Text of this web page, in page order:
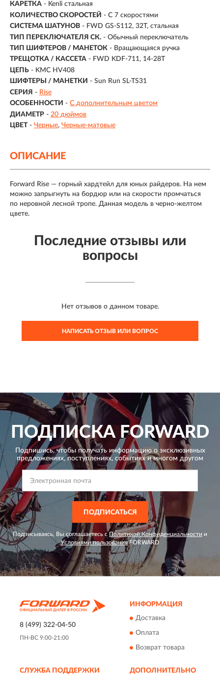
КАРЕТКА - Kenli стальная
КОЛИЧЕСТВО СКОРОСТЕЙ - С 7 скоростями
СИСТЕМА ШАТУНОВ - FWD GS-S112, 32T, стальная
ТИП ПЕРЕКЛЮЧАТЕЛЯ СК. - Обычный переключатель
ТИП ШИФТЕРОВ / МАНЕТОК - Вращающаяся ручка
ТРЕЩОТКА / КАССЕТА - FWD KDF-711, 14-28T
ЦЕПЬ - KMC HV408
ШИФТЕРЫ / МАНЕТКИ - Sun Run SL-TS31
СЕРИЯ - Rise
ОСОБЕННОСТИ - С дополнительным цветом
ДИАМЕТР - 20 дюймов
ЦВЕТ - Черные Черные-матовые
ОПИСАНИЕ
Forward Rise — горный хардтейл для юных райдеров. На нем
можно запрыгнуть на бордюр или на скорости промчаться
по неровной лесной тропе. Данная модель в черно-желтом
цвете.
Последние отзывы или
вопросы
Нет отзывов о данном товаре.
НАПИСАТЬ ОТЗЫВ ИЛИ ВОПРОС
ПОДПИСКА FORWARD
Подпишись, чтобы получать информацию о эксклюзивных
предложениях,поступлениях, событиях и многом другом
ПОДПИСАТЬСЯ
Подписываясь, Вы соглашаетесь сПолитикой Конфиденциальности и
Условиями пользованияFORWARD
8 (499) 322-04-50
ПН-ВС 9:00-21:00
ИНФОРМАЦИЯ
Доставка
Оплата
Возврат товара
СЛУЖБА ПОДДЕРЖКИ ДОПОЛНИТЕЛЬНО